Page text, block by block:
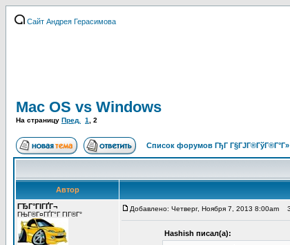
Сайт Андрея Герасимова
Mac OS vs Windows
На страницу Пред. 1 2
Список форумов ГђГ
Автор
ГЂГ°ГІГҐГ¬
ГЊГ®Г¤ГҐГ°Г ГІГ®Г°
Добавлено: Четверг, Ноября 7, 2013 8:00am
Hashish писал(а):